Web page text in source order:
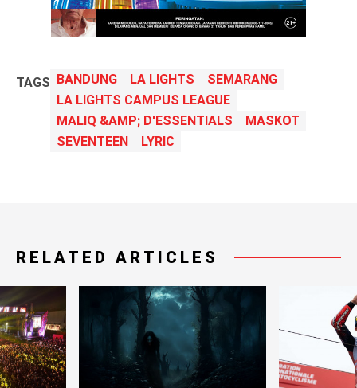
TAGS BANDUNG LA LIGHTS
SEMARANG
LA LIGHTS CAMPUS LEAGUE
MALIQ &AMP; D'ESSENTIALS
MASKOT
SEVENTEEN
LYRIC
RELATED ARTICLES